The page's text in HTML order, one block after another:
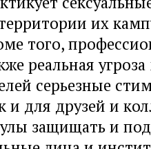
их
того,
реальная
серьезные
и для друзей и
защищать и